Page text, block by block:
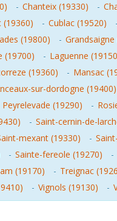
- Chanteix (19330) -
(19360) - Cublac (19520) -
(19800) - Grandsaigne
(19700) - Laguenne
(19360) - Mansac
sur-dordogne (19400)
Peyrelevade (19290) -
- Saint-cernin-de-
mexant (19330) -
- Sainte-fereole (19270) -
(19170) - Treignac
- Vignols (19130) -